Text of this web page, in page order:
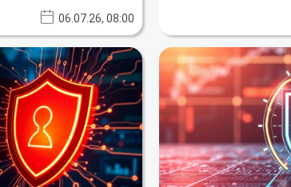
06.07.26, 08:00